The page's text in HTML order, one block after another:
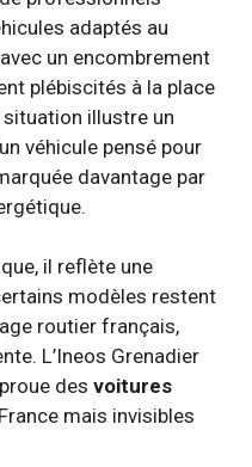
adaptés au
un encombrement
plébiscités à la place
illustre un
véhicule pensé pour
davantage par
il reflète une
modèles restent
routier français,
L’Ineos Grenadier
des voitures
mais invisibles